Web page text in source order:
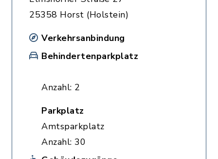
25358 Horst (Holstein)
Verkehrsanbindung
Behindertenparkplatz
Anzahl: 2
Parkplatz
Amtsparkplatz
Anzahl: 30